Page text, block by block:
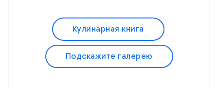
Кулинарная книга
Подскажите галерею